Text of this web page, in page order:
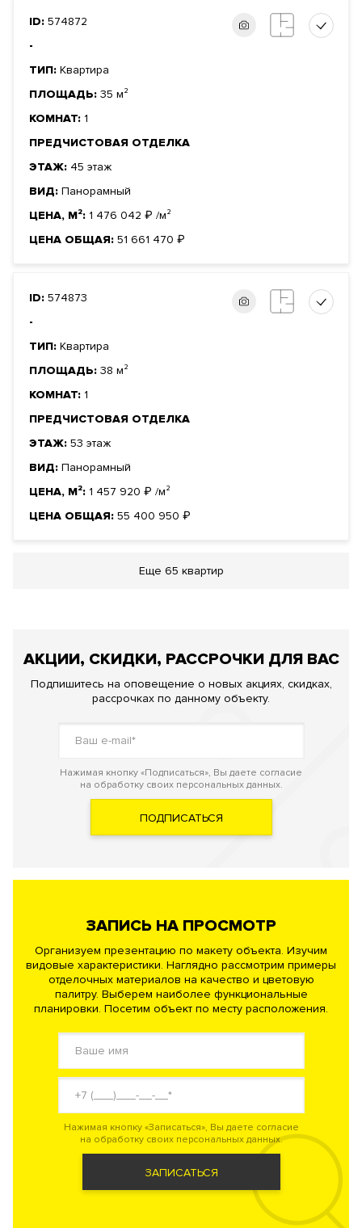
ID: 574872
-
ТИП: Квартира
ПЛОЩАДЬ: 35 м²
КОМНАТ: 1
ПРЕДЧИСТОВАЯ ОТДЕЛКА
ЭТАЖ: 45 этаж
ВИД: Панорамный
ЦЕНА, М²: 1 476 042 ₽ /м²
ЦЕНА ОБЩАЯ: 51 661 470 ₽
ID: 574873
-
ТИП: Квартира
ПЛОЩАДЬ: 38 м²
КОМНАТ: 1
ПРЕДЧИСТОВАЯ ОТДЕЛКА
ЭТАЖ: 53 этаж
ВИД: Панорамный
ЦЕНА, М²: 1 457 920 ₽ /м²
ЦЕНА ОБЩАЯ: 55 400 950 ₽
Еще 65 квартир
АКЦИИ, СКИДКИ, РАССРОЧКИ ДЛЯ ВАС
Подпишитесь на оповещение о новых акциях, скидках,
рассрочках по данному объекту.
Нажимая кнопку «Подписаться», Вы даете согласие
на обработку своих персональных данных.
ПОДПИСАТЬСЯ
ЗАПИСЬ НА ПРОСМОТР
Организуем презентацию по макету объекта. Изучим
видовые характеристики. Наглядно рассмотрим примеры
отделочных материалов на качество и цветовую
палитру. Выберем наиболее функциональные
планировки. Посетим объект по месту расположения.
Нажимая кнопку «Записаться», Вы даете согласие
на обработку своих персональных данных.
ЗАПИСАТЬСЯ